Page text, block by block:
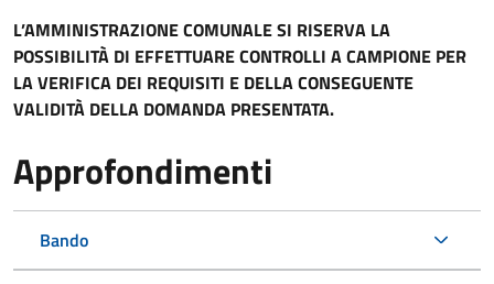
L’AMMINISTRAZIONE COMUNALE SI RISERVA LA
POSSIBILITÀ DI EFFETTUARE CONTROLLI A CAMPIONE PER
LA VERIFICA DEI REQUISITI E DELLA CONSEGUENTE
VALIDITÀ DELLA DOMANDA PRESENTATA.
Approfondimenti
Bando